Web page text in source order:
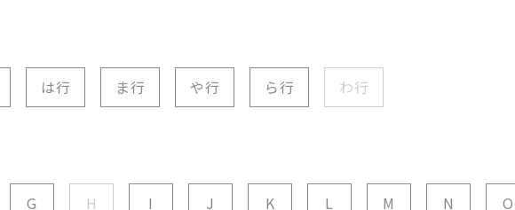
は行 ま行 や行 ら行 わ行
G H I J K L M N O